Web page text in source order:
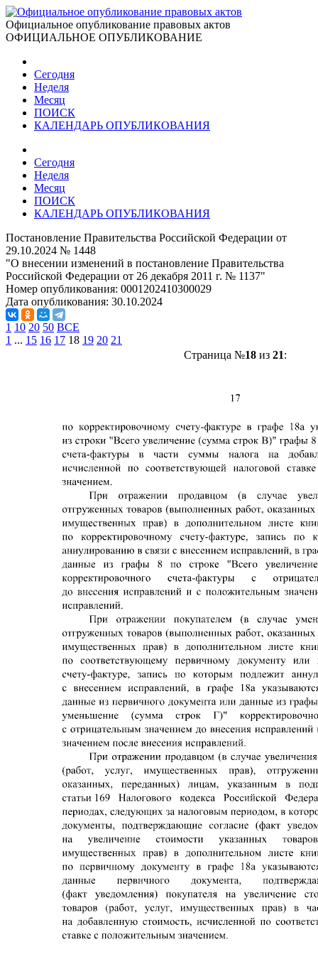
Официальное опубликование правовых актов
ОФИЦИАЛЬНОЕ ОПУБЛИКОВАНИЕ
Сегодня
Неделя
Месяц
ПОИСК
КАЛЕНДАРЬ ОПУБЛИКОВАНИЯ
Сегодня
Неделя
Месяц
ПОИСК
КАЛЕНДАРЬ ОПУБЛИКОВАНИЯ
Постановление Правительства Российской Федерации от
29.10.2024 № 1448
"О внесении изменений в постановление Правительства
Российской Федерации от 26 декабря 2011 г. № 1137"
Номер опубликования: 0001202410300029
Дата опубликования: 30.10.2024
1 10 20 50 ВСЕ
1 ... 15 16 17 18 19 20 21
Страница №18из 21: